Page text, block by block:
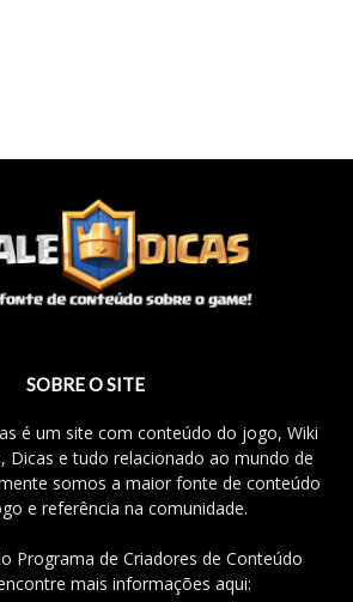
SOBRE O SITE
é um site com conteúdo do jogo, Wiki
Dicas e tudo relacionado ao mundo de
somos a maior fonte de conteúdo
e referência na comunidade.
Programa de Criadores de Conteúdo
mais informações aqui: